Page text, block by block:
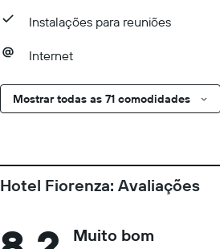
Instalações para reuniões
Internet
Mostrar todas as 71 comodidades
Hotel Fiorenza: Avaliações
Muito bom